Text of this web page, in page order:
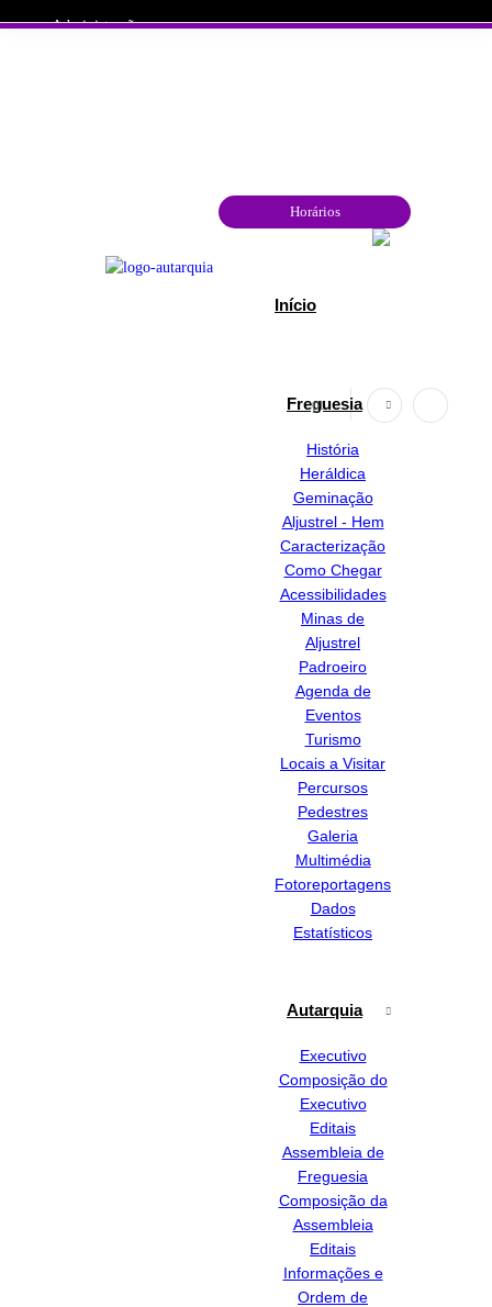
Administração
Horários
Início
Freguesia
História
Heráldica
Geminação
Aljustrel - Hem
Caracterização
Como Chegar
Acessibilidades
Minas de
Aljustrel
Padroeiro
Agenda de
Eventos
Turismo
Locais a Visitar
Percursos
Pedestres
Galeria
Multimédia
Fotoreportagens
Dados
Estatísticos
Autarquia
Executivo
Composição do
Executivo
Editais
Assembleia de
Freguesia
Composição da
Assembleia
Editais
Informações e
Ordem de
pt